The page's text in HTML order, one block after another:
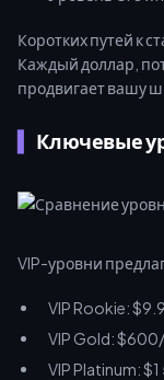
Коротких путей к
Каждый доллар,
продвигает вашу
Ключевые
VIP-уровни
VIP Rookie:
VIP Gold:
VIP Platinum: